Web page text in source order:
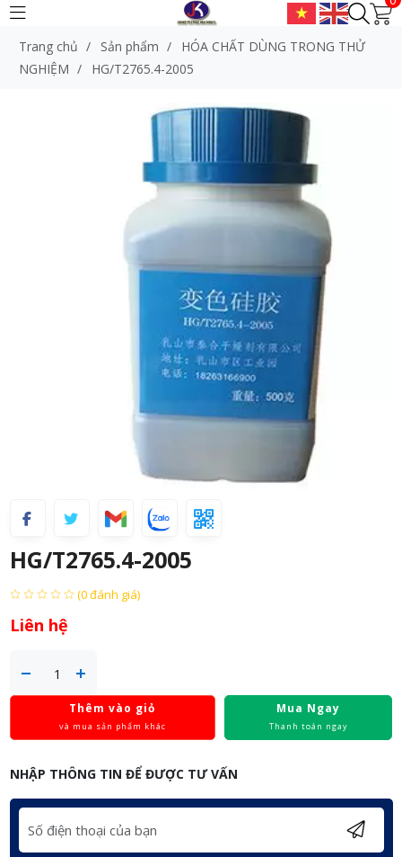
Trang chủ / Sản phẩm /
HÓA CHẤT DÙNG TRONG THỬ
NGHIỆM / HG/T2765.4-2005
HG/T2765.4-2005
(0 đánh giá)
Liên hệ
Thêm vào giỏ
và mua sản phẩm khác
Mua Ngay
Thanh toán ngay
NHẬP THÔNG TIN ĐỂ ĐƯỢC TƯ VẤN